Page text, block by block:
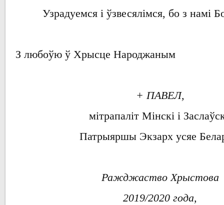
Узрадуемся і ўзвесялімся, бо з намі
З любоўю ў Хрысце Народжаным
+ ПАВЕЛ,
мітрапаліт Мінскі і
Патрыяршы Экзарх усяе
Ражджаство Хрыстова
2019/2020 года,